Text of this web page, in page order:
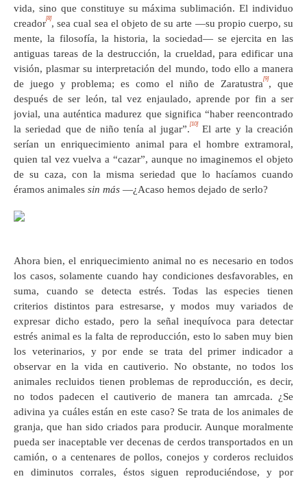
vida, sino que constituye su máxima sublimación. El individuo
creador
[8]
, sea cual sea el objeto de su arte —su propio cuerpo, su
mente, la filosofía, la historia, la sociedad— se ejercita en las
antiguas tareas de la destrucción, la crueldad, para edificar una
visión, plasmar su interpretación del mundo, todo ello a manera
de juego y problema; es como el niño de Zaratustra
[9]
, que
después de ser león, tal vez enjaulado, aprende por fin a ser
jovial, una auténtica madurez que significa “haber reencontrado
la seriedad que de niño tenía al jugar”.
[10]
El arte y la creación
serían un enriquecimiento animal para el hombre extramoral,
quien tal vez vuelva a “cazar”, aunque no imaginemos el objeto
de su caza, con la misma seriedad que lo hacíamos cuando
éramos animales sin más —¿Acaso hemos dejado de serlo?
Ahora bien, el enriquecimiento animal no es necesario en todos
los casos, solamente cuando hay condiciones desfavorables, en
suma, cuando se detecta estrés. Todas las especies tienen
criterios distintos para estresarse, y modos muy variados de
expresar dicho estado, pero la señal inequívoca para detectar
estrés animal es la falta de reproducción, esto lo saben muy bien
los veterinarios, y por ende se trata del primer indicador a
observar en la vida en cautiverio. No obstante, no todos los
animales recluidos tienen problemas de reproducción, es decir,
no todos padecen el cautiverio de manera tan amrcada. ¿Se
adivina ya cuáles están en este caso? Se trata de los animales de
granja, que han sido criados para producir. Aunque moralmente
pueda ser inaceptable ver decenas de cerdos transportados en un
camión, o a centenares de pollos, conejos y corderos recluidos
en diminutos corrales, éstos siguen reproduciéndose, y por